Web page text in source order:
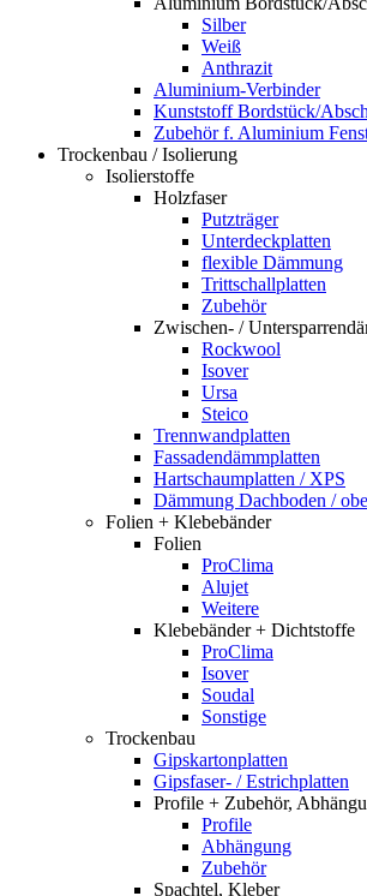
Silber
Weiß
Anthrazit
Aluminium-Verbinder
Kunststoff Bordstück/
Zubehör f. Aluminium
Trockenbau / Isolierung
Isolierstoffe
Holzfaser
Putzträger
Unterdeckplatten
flexible Dämmung
Trittschallplatten
Zubehör
Zwischen- /
Rockwool
Isover
Ursa
Steico
Trennwandplatten
Fassadendämmplatten
Hartschaumplatten / XPS
Dämmung Dachboden /
Folien + Klebebänder
Folien
ProClima
Alujet
Weitere
Klebebänder + Dichtstoffe
ProClima
Isover
Soudal
Sonstige
Trockenbau
Gipskartonplatten
Gipsfaser- / Estrichplatten
Profile + Zubehör,
Profile
Abhängung
Zubehör
Spachtel, Kleber